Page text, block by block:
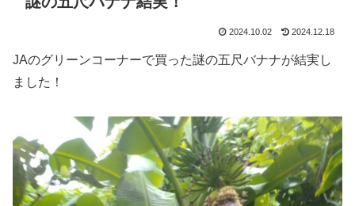
2024.10.02 2024.12.18
JAのグリーンコーナーで買った謎の五尺バナナが結実し
ました！